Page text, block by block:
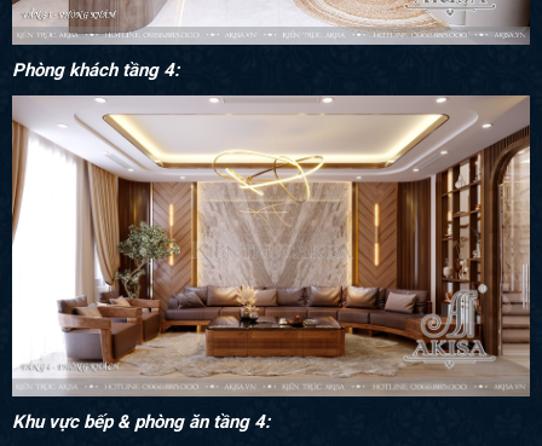
Phòng khách tầng 4:
Khu vực bếp & phòng ăn tầng 4: